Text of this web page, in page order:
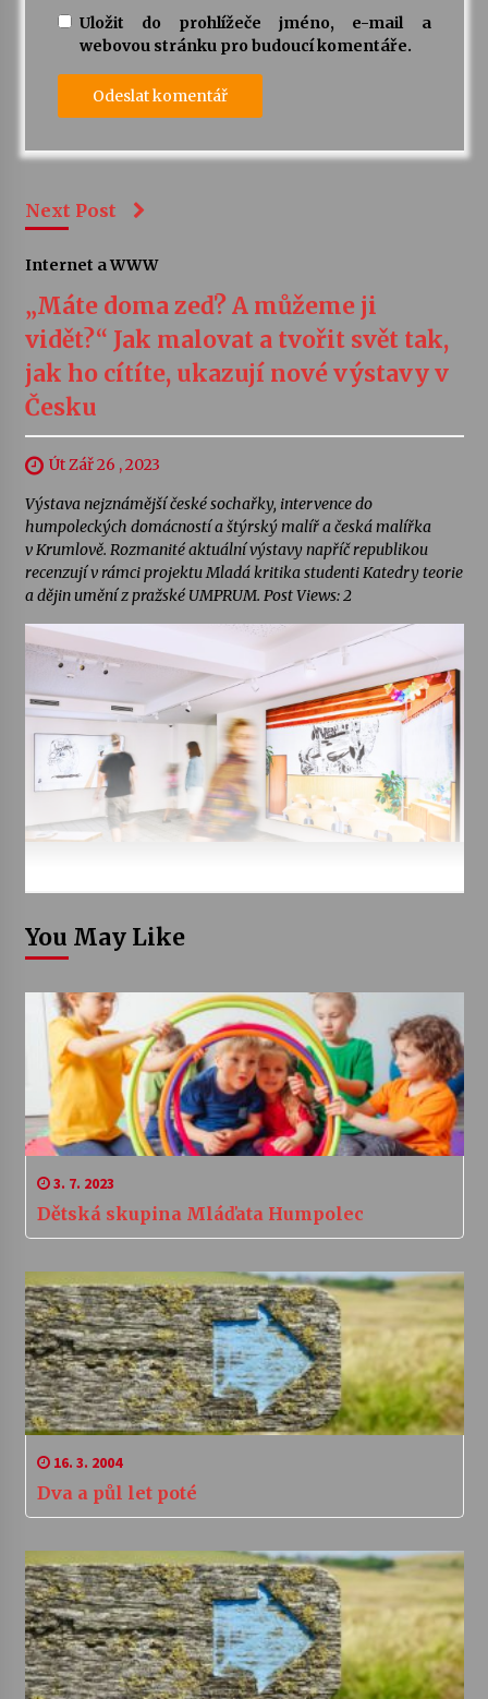
Uložit do prohlížeče jméno, e-mail a
webovou stránku pro budoucí komentáře.
Next Post
Internet a WWW
„Máte doma zeď? A můžeme ji
vidět?“ Jak malovat a tvořit svět tak,
jak ho cítíte, ukazují nové výstavy v
Česku
Út Zář 26 , 2023
Výstava nejznámější české sochařky, intervence do
humpoleckých domácností a štýrský malíř a česká malířka
v Krumlově. Rozmanité aktuální výstavy napříč republikou
recenzují v rámci projektu Mladá kritika studenti Katedry teorie
a dějin umění z pražské UMPRUM. Post Views: 2
You May Like
3. 7. 2023
Dětská skupina Mláďata Humpolec
16. 3. 2004
Dva a půl let poté